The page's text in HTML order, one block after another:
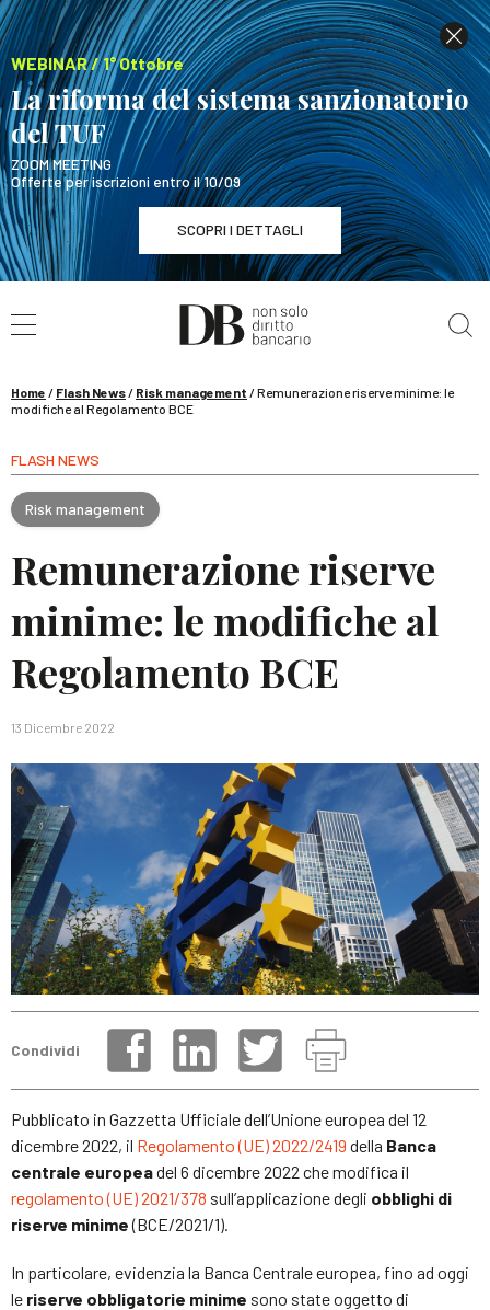
WEBINAR / 1° Ottobre
La riforma del sistema sanzionatorio
del TUF
ZOOM MEETING
Offerte per iscrizioni entro il 10/09
SCOPRI I DETTAGLI
WEBINAR / 1° Ottobre
La riforma del sistema sanzionatorio del TUF
Home / Flash News/ Risk management /Remunerazione riserve minime: le
modifiche al Regolamento BCE
FLASH NEWS
Risk management
Remunerazione riserve
minime: le modifiche al
Regolamento BCE
13 Dicembre 2022
Condividi
Pubblicato in Gazzetta Ufficiale dell’Unione europea del 12
dicembre 2022, il Regolamento (UE) 2022/2419 della Banca
centrale europeadel 6 dicembre 2022 che modifica il
regolamento (UE) 2021/378 sull’applicazione degli obblighi di
riserve minime(BCE/2021/1).
In particolare, evidenzia la Banca Centrale europea, fino ad oggi
le riserve obbligatorie minime sono state oggetto di